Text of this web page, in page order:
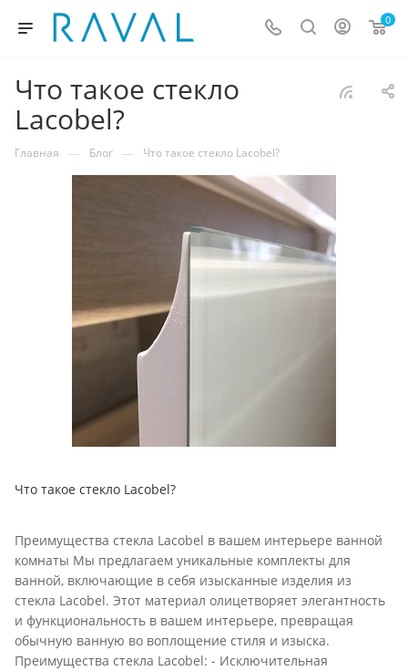
0
Что такое стекло
Lacobel?
Главная — Блог — Что такое стекло Lacobel?
Что такое стекло Lacobel?
Преимущества стекла Lacobel в вашем интерьере ванной
комнаты Мы предлагаем уникальные комплекты для
ванной, включающие в себя изысканные изделия из
стекла Lacobel. Этот материал олицетворяет элегантность
и функциональность в вашем интерьере, превращая
обычную ванную во воплощение стиля и изыска.
Преимущества стекла Lacobel: - Исключительная